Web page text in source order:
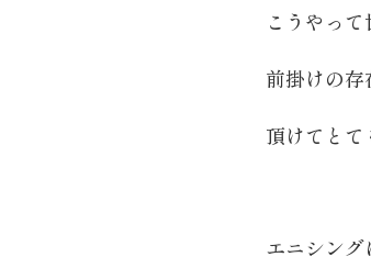
こうやっ
前掛けの
頂けてとて
エニシン